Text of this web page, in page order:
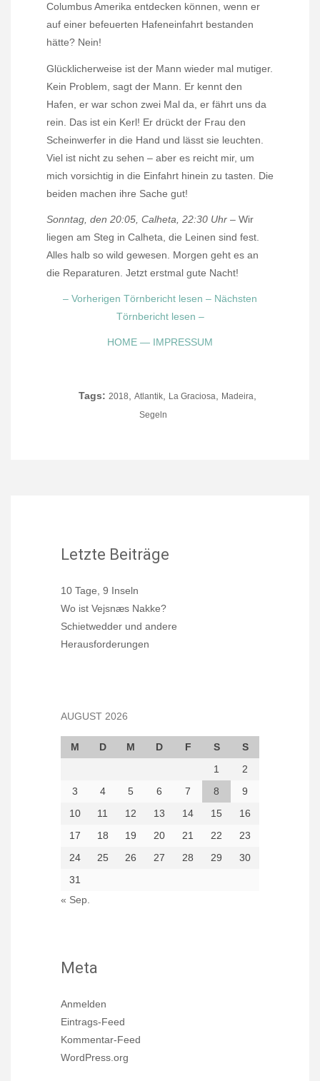
Columbus Amerika entdecken können, wenn er
auf einer befeuerten Hafeneinfahrt bestanden
hätte? Nein!
Glücklicherweise ist der Mann wieder mal mutiger.
Kein Problem, sagt der Mann. Er kennt den
Hafen, er war schon zwei Mal da, er fährt uns da
rein. Das ist ein Kerl! Er drückt der Frau den
Scheinwerfer in die Hand und lässt sie leuchten.
Viel ist nicht zu sehen – aber es reicht mir, um
mich vorsichtig in die Einfahrt hinein zu tasten. Die
beiden machen ihre Sache gut!
Sonntag, den 20:05, Calheta, 22:30 Uhr – Wir
liegen am Steg in Calheta, die Leinen sind fest.
Alles halb so wild gewesen. Morgen geht es an
die Reparaturen. Jetzt erstmal gute Nacht!
– Vorherigen Törnbericht lesen – Nächsten
Törnbericht lesen –
HOME — IMPRESSUM
Tags: 2018, Atlantik, La Graciosa, Madeira,
Segeln
Letzte Beiträge
10 Tage, 9 Inseln
Wo ist Vejsnæs Nakke?
Schietwedder und andere
Herausforderungen
AUGUST 2026
M D M D F S
S
1
2
3
4 5 6 7 8
9
10
11 12 13 14 15
16
17
18 19 20 21 22
23
24
25 26 27 28 29
30
31
« Sep.
Meta
Anmelden
Eintrags-Feed
Kommentar-Feed
WordPress.org